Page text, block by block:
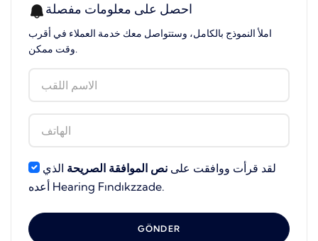
احصل على معلومات مفصلة
املأ النموذج بالكامل، وستتواصل معك خدمة العملاء في أقرب
وقت ممكن.
لقد قرأت ووافقت على نص الموافقة الصريحة الذي
أعده Hearing Fındıkzzade.
GÖNDER